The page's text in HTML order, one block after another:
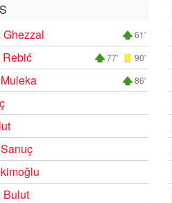
Ghezzal 61'
Rebić 77' 90'
86'
Bulut